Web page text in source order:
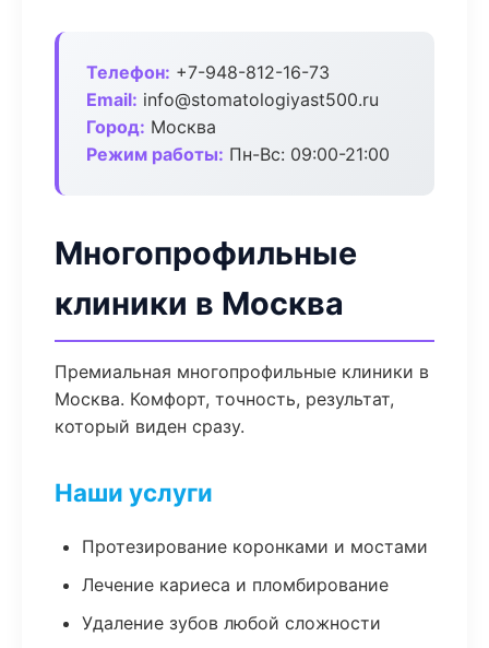
Телефон: +7-948-812-16-73
Email: info@stomatologiyast500.ru
Город: Москва
Режим работы: Пн-Вс: 09:00-21:00
Многопрофильные
клиники в Москва
Премиальная многопрофильные клиники в
Москва. Комфорт, точность, результат,
который виден сразу.
Наши услуги
Протезирование коронками и мостами
Лечение кариеса и пломбирование
Удаление зубов любой сложности